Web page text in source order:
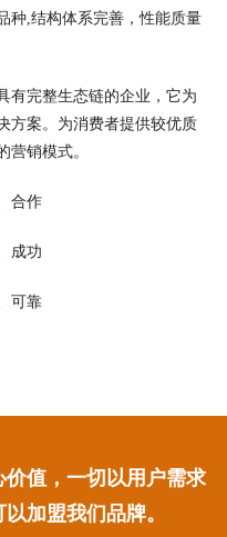
种,结构体系完善，性能质量
有完整生态链的企业，它为
方案。为消费者提供较优质
营销模式。
合作
成功
可靠
值，一切以用户需求
加盟我们品牌。